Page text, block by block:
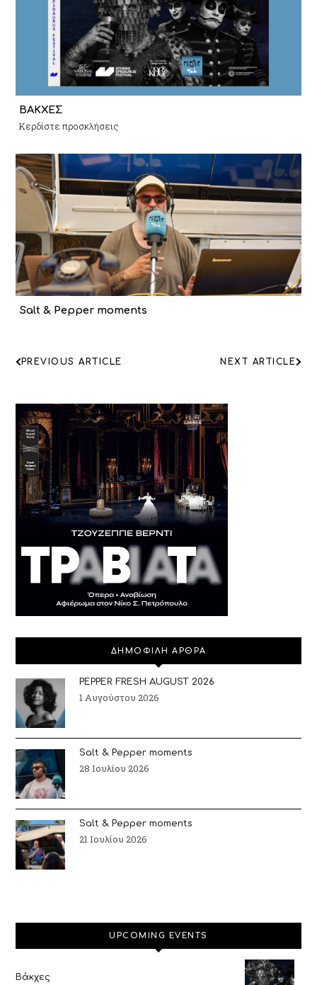
ΒΑΚΧΕΣ
Κερδίστε προσκλήσεις
Salt & Pepper moments
ΠΛΟΗΓΗΣΗ
NEXT ARTICLE
PREVIOUS ARTICLE
ΔΗΜΟΦΙΛΗ ΑΡΘΡΑ
PEPPER FRESH AUGUST 2026
1 Αυγούστου 2026
Salt & Pepper moments
28 Ιουλίου 2026
Salt & Pepper moments
21 Ιουλίου 2026
UPCOMING EVENTS
Βάκχες